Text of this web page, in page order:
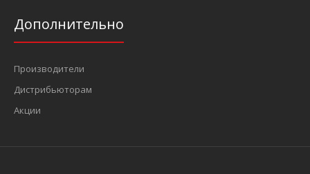
Дополнительно
Производители
Дистрибьюторам
Акции